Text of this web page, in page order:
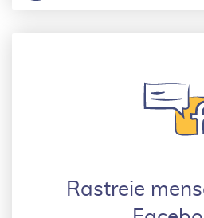
Rastreie